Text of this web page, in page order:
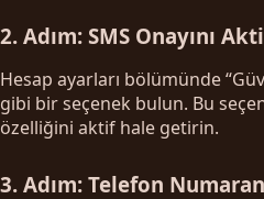
2. Adım: SMS Onayını
Hesap ayarları bölümünde
gibi bir seçenek bulun. Bu
özelliğini aktif hale getirin.
3. Adım: Telefon